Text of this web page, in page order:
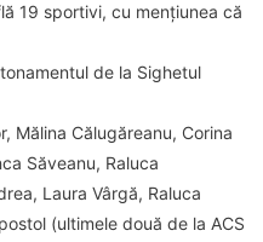
19 sportivi, cu mențiunea că
de la Sighetul
Mălina Călugăreanu, Corina
Săveanu, Raluca
Laura Vârgă, Raluca
(ultimele două de la ACS